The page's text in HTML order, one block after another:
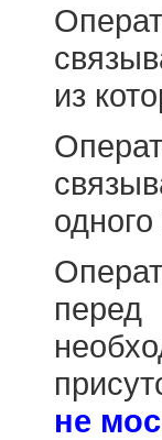
из
не